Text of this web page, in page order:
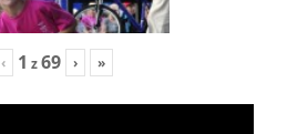
‹ 1 z69 › »